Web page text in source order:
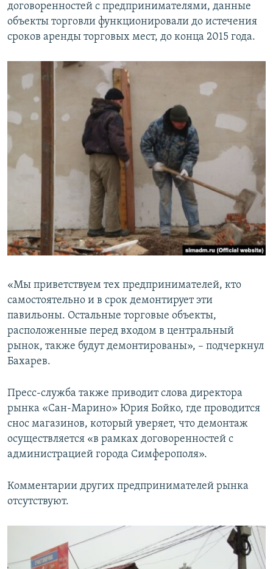
договоренностей с предпринимателями, данные
объекты торговли функционировали до истечения
сроков аренды торговых мест, до конца 2015 года.
«Мы приветствуем тех предпринимателей, кто
самостоятельно и в срок демонтирует эти
павильоны. Остальные торговые объекты,
расположенные перед входом в центральный
рынок, также будут демонтированы», – подчеркнул
Бахарев.
Пресс-служба также приводит слова директора
рынка «Сан-Марино» Юрия Бойко, где проводится
снос магазинов, который уверяет, что демонтаж
осуществляется «в рамках договоренностей с
администрацией города Симферополя».
Комментарии других предпринимателей рынка
отсутствуют.